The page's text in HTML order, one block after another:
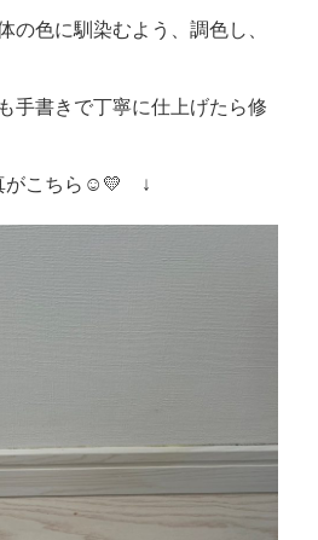
の色に馴染むよう、調色し、
手書きで丁寧に仕上げたら修
がこちら☺💛 ↓